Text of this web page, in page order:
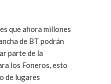
que ahora millones
de BT podrán
parte de la
los Foneros, esto
de lugares